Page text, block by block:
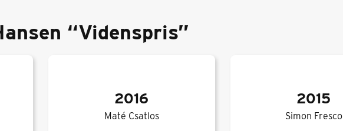
“Videnspris”
2016
Maté Csatlos
2015
Simon Fresco